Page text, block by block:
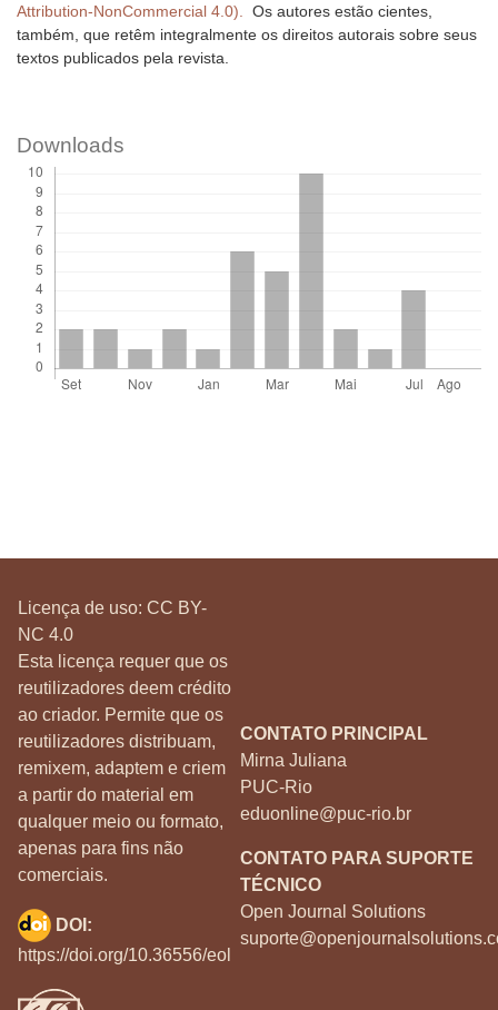
Attribution-NonCommercial 4.0). Os autores estão cientes,
também, que retêm integralmente os direitos autorais sobre seus
textos publicados pela revista.
Downloads
Licença de uso: CC BY-
NC 4.0
Esta licença requer que os
reutilizadores deem crédito
ao criador. Permite que os
reutilizadores distribuam,
remixem, adaptem e criem
a partir do material em
qualquer meio ou formato,
apenas para fins não
comerciais.
CONTATO PRINCIPAL
Mirna Juliana
PUC-Rio
eduonline@puc-rio.br
CONTATO PARA SUPORTE
TÉCNICO
Open Journal Solutions
DOI:
https://doi.org/10.36556/eol